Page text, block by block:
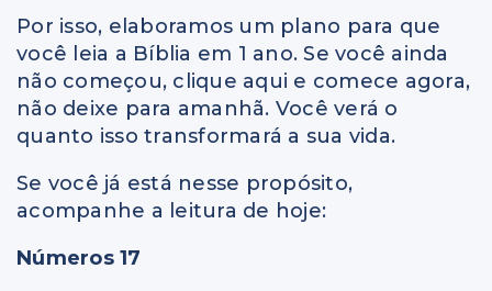
Por isso, elaboramos um plano para que
você leia a Bíblia em 1 ano. Se você ainda
não começou, clique aqui e comece agora,
não deixe para amanhã. Você verá o
quanto isso transformará a sua vida.
Se você já está nesse propósito,
acompanhe a leitura de hoje:
Números 17